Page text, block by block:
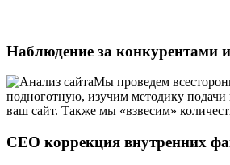
Наблюдение за конкурентами
Мы проведем
подноготную, изучим методику
ваш сайт. Также мы «взвесим»
СЕО коррекция внутренних